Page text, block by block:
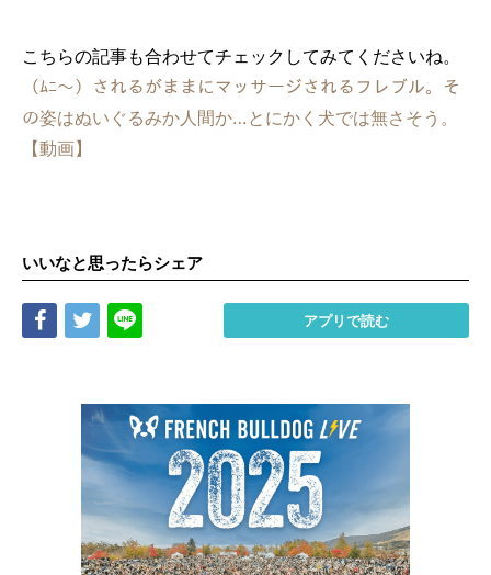
こちらの記事も合わせてチェックしてみてくださいね。
（ﾑﾆ〜）されるがままにマッサージされるフレブル。そ
の姿はぬいぐるみか人間か…とにかく犬では無さそう。
【動画】
いいなと思ったらシェア
Share Tweet アプリで読む